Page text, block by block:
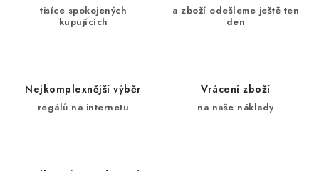
tisíce spokojených
kupujících
a zboží odešleme ještě ten
den
Nejkomplexnější výběr
regálů na internetu
Vrácení zboží
na naše náklady